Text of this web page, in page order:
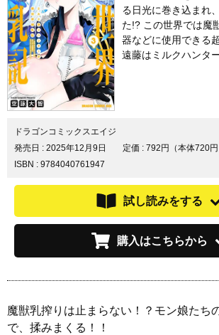
る日光に巻き込まれ
た!? この世界では魔
器などに使用できる
遠藤はミルクハンタ
ドラゴンコミックスエイジ
発売日 : 2025年12月9日 定価 : 792円（本体720円
ISBN : 9784040761947
試し読みをする
購入はこちらから
魔獣乳搾りは止まらない！？モン娘たち
で、揉みまくる！！